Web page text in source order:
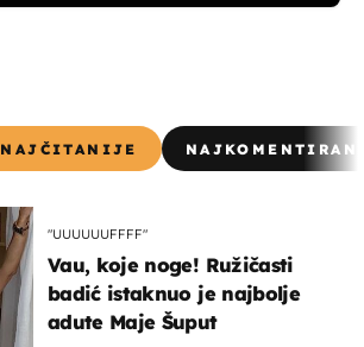
NAJČITANIJE
"UUUUUUFFFF"
Vau, koje noge! Ružičasti
badić istaknuo je najbolje
adute Maje Šuput